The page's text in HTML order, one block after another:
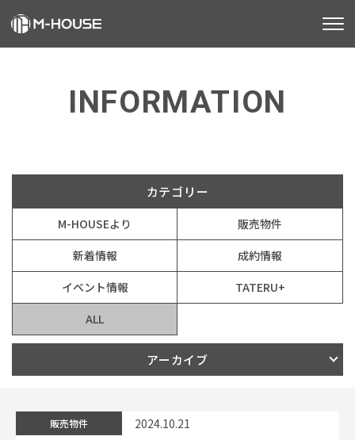
施工事例
お客様の声
会社情報
お知らせ
INFORMATION
カテゴリー
M-HOUSEより
販売物件
新着情報
成約情報
イベント情報
TATERU+
ALL
アーカイブ
販売物件
2024.10.21